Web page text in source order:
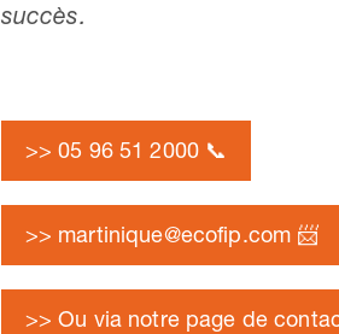
succès.
>> 05 96 51 2000 📞
>> martinique@ecofip.com 📨
>> Ou via notre page de